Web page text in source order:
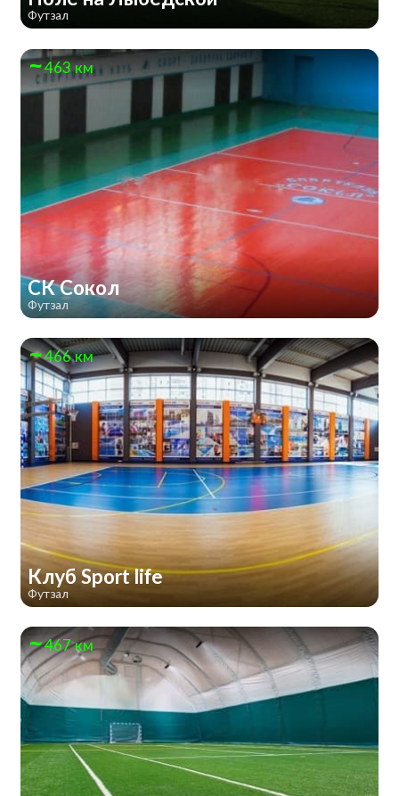
Футзал
463 км
СК Сокол
Футзал
466 км
Клуб Sport life
Футзал
467 км